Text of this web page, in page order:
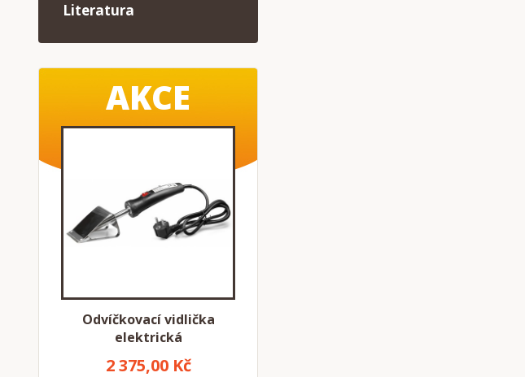
Literatura
AKCE
Odvíčkovací vidlička
elektrická
2 375,00 Kč